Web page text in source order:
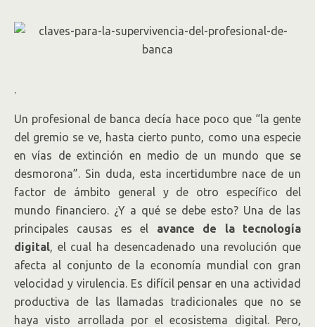
.
Un profesional de banca decía hace poco que “la gente
del gremio se ve, hasta cierto punto, como una especie
en vías de extinción en medio de un mundo que se
desmorona”. Sin duda, esta incertidumbre nace de un
factor de ámbito general y de otro específico del
mundo financiero. ¿Y a qué se debe esto? Una de las
principales causas es el avance de la tecnología
digital, el cual ha desencadenado una revolución que
afecta al conjunto de la economía mundial con gran
velocidad y virulencia. Es difícil pensar en una actividad
productiva de las llamadas tradicionales que no se
haya visto arrollada por el ecosistema digital. Pero,